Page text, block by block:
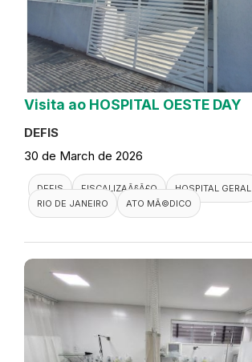
Visita ao HOSPITAL OESTE DAY
DEFIS
30 de March de 2026
DEFIS FISCALIZAÃ§Ã£O
HOSPITAL GERAL
RIO DE JANEIRO
ATO MÃ©DICO